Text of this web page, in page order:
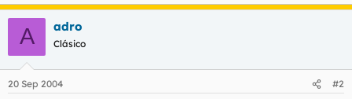
A adro
Clásico
20 Sep 2004 #2